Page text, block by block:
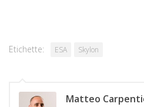
Etichette: ESA Skylon
Matteo